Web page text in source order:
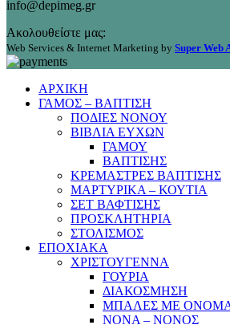
info@depimeg.gr
Ακολουθείστε μας:
Web Services & Internet Marketing by Super Web
ΑΡΧΙΚΗ
ΓΑΜΟΣ – ΒΑΠΤΙΣΗ
ΠΟΔΙΕΣ ΝΟΝΟΥ
ΒΙΒΛΙΑ ΕΥΧΩΝ
ΓΑΜΟΥ
ΒΑΠΤΙΣΗΣ
ΚΡΕΜΑΣΤΡΕΣ ΒΑΠΤΙΣΗΣ
ΜΑΡΤΥΡΙΚΑ – ΚΟΥΤΙΑ
ΣΕΤ ΒΑΦΤΙΣΗΣ
ΠΡΟΣΚΛΗΤΗΡΙΑ
ΣΤΟΛΙΣΜΟΣ
ΕΠΟΧΙΑΚΑ
ΧΡΙΣΤΟΥΓΕΝΝΑ
ΓΟΥΡΙΑ
ΔΙΑΚΟΣΜΗΣΗ
ΜΠΑΛΕΣ ΜΕ
ΝΟΝΑ – ΝΟΝΟΣ